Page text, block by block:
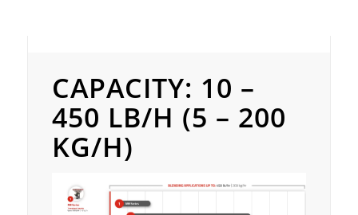
CAPACITY: 10 –
450 LB/H (5 – 200
KG/H)